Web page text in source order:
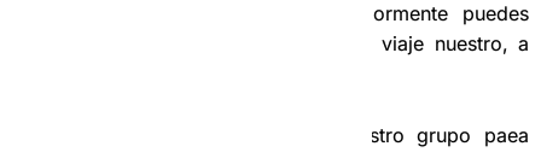
Como te habíamos explicado anteriormente puedes
utilizar dos variantes para aceptar un viaje nuestro, a
5.1- La primera es a través de nuestro grupo paea